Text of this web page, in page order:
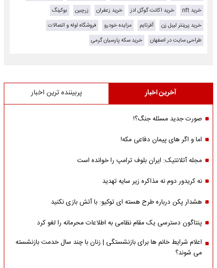
خرید nft خرید اکانت گوگل ادز خرید زعفران زرچین
بوکینگ
خرید پرینتر لیبل زن
آفرتایم مزایده خودرو
فروشگاه لوله و اتصالات
طراحی سایت در اصفهان
خرید سکه پارسیان گرمی
آخرین اخبار پربیننده ترین اخبار
صورت جدید مسئله جنگ؟!
اما و اگر های پیمان دفاعی مکه!
مجله آتلانتیک: ایران بلوف ترامپ را خوانده است
نه کریدور دوم نه مذاکره زیر سایه تهدید
هشدار پکن درباره طرح هسته ای توکیو: با آتش بازی نکنید
پنتاگون دسترسی یک مقام نظامی به اطلاعات محرمانه را لغو کرد
اعلام شرایط خانم ها برای بازنشستگی | زنان با چند سال خدمت بازنشسته
می شوند؟